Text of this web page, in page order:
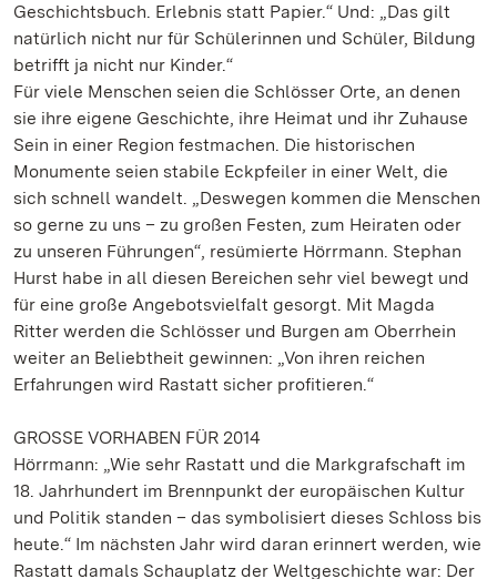
Geschichtsbuch. Erlebnis statt Papier.“ Und: „Das gilt
natürlich nicht nur für Schülerinnen und Schüler, Bildung
betrifft ja nicht nur Kinder.“
Für viele Menschen seien die Schlösser Orte, an denen
sie ihre eigene Geschichte, ihre Heimat und ihr Zuhause
Sein in einer Region festmachen. Die historischen
Monumente seien stabile Eckpfeiler in einer Welt, die
sich schnell wandelt. „Deswegen kommen die Menschen
so gerne zu uns – zu großen Festen, zum Heiraten oder
zu unseren Führungen“, resümierte Hörrmann. Stephan
Hurst habe in all diesen Bereichen sehr viel bewegt und
für eine große Angebotsvielfalt gesorgt. Mit Magda
Ritter werden die Schlösser und Burgen am Oberrhein
weiter an Beliebtheit gewinnen: „Von ihren reichen
Erfahrungen wird Rastatt sicher profitieren.“
GROSSE VORHABEN FÜR 2014
Hörrmann: „Wie sehr Rastatt und die Markgrafschaft im
18. Jahrhundert im Brennpunkt der europäischen Kultur
und Politik standen – das symbolisiert dieses Schloss bis
heute.“ Im nächsten Jahr wird daran erinnert werden, wie
Rastatt damals Schauplatz der Weltgeschichte war: Der